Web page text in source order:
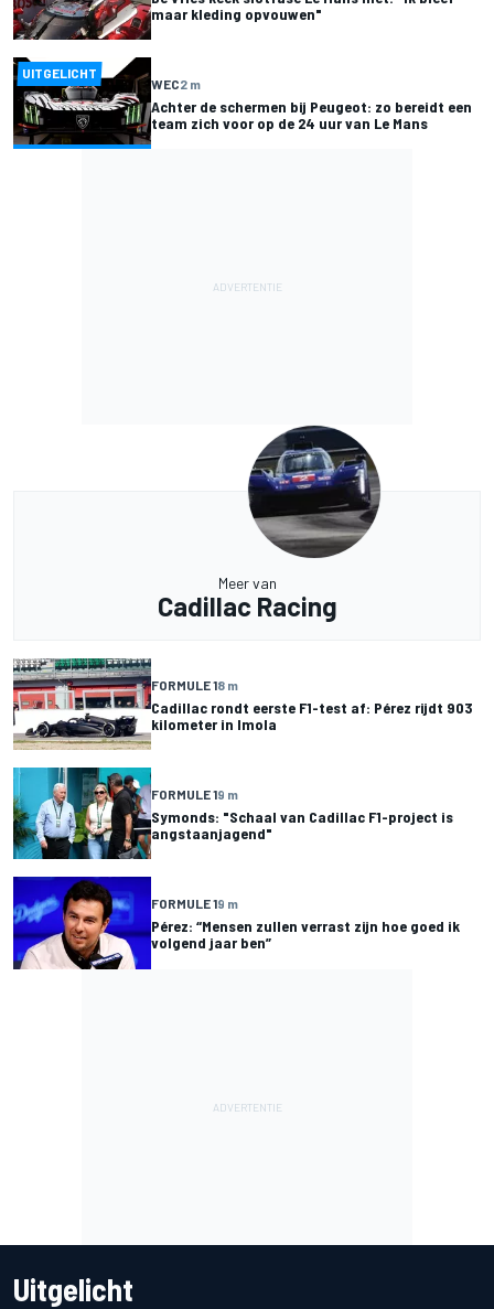
maar kleding opvouwen"
UITGELICHT
WEC2 m
Achter de schermen bij Peugeot: zo bereidt een
team zich voor op de 24 uur van Le Mans
Meer van
Cadillac Racing
FORMULE 18 m
Cadillac rondt eerste F1-test af: Pérez rijdt 903
kilometer in Imola
FORMULE 19 m
Symonds: "Schaal van Cadillac F1-project is
angstaanjagend"
FORMULE 19 m
Pérez: “Mensen zullen verrast zijn hoe goed ik
volgend jaar ben”
Uitgelicht